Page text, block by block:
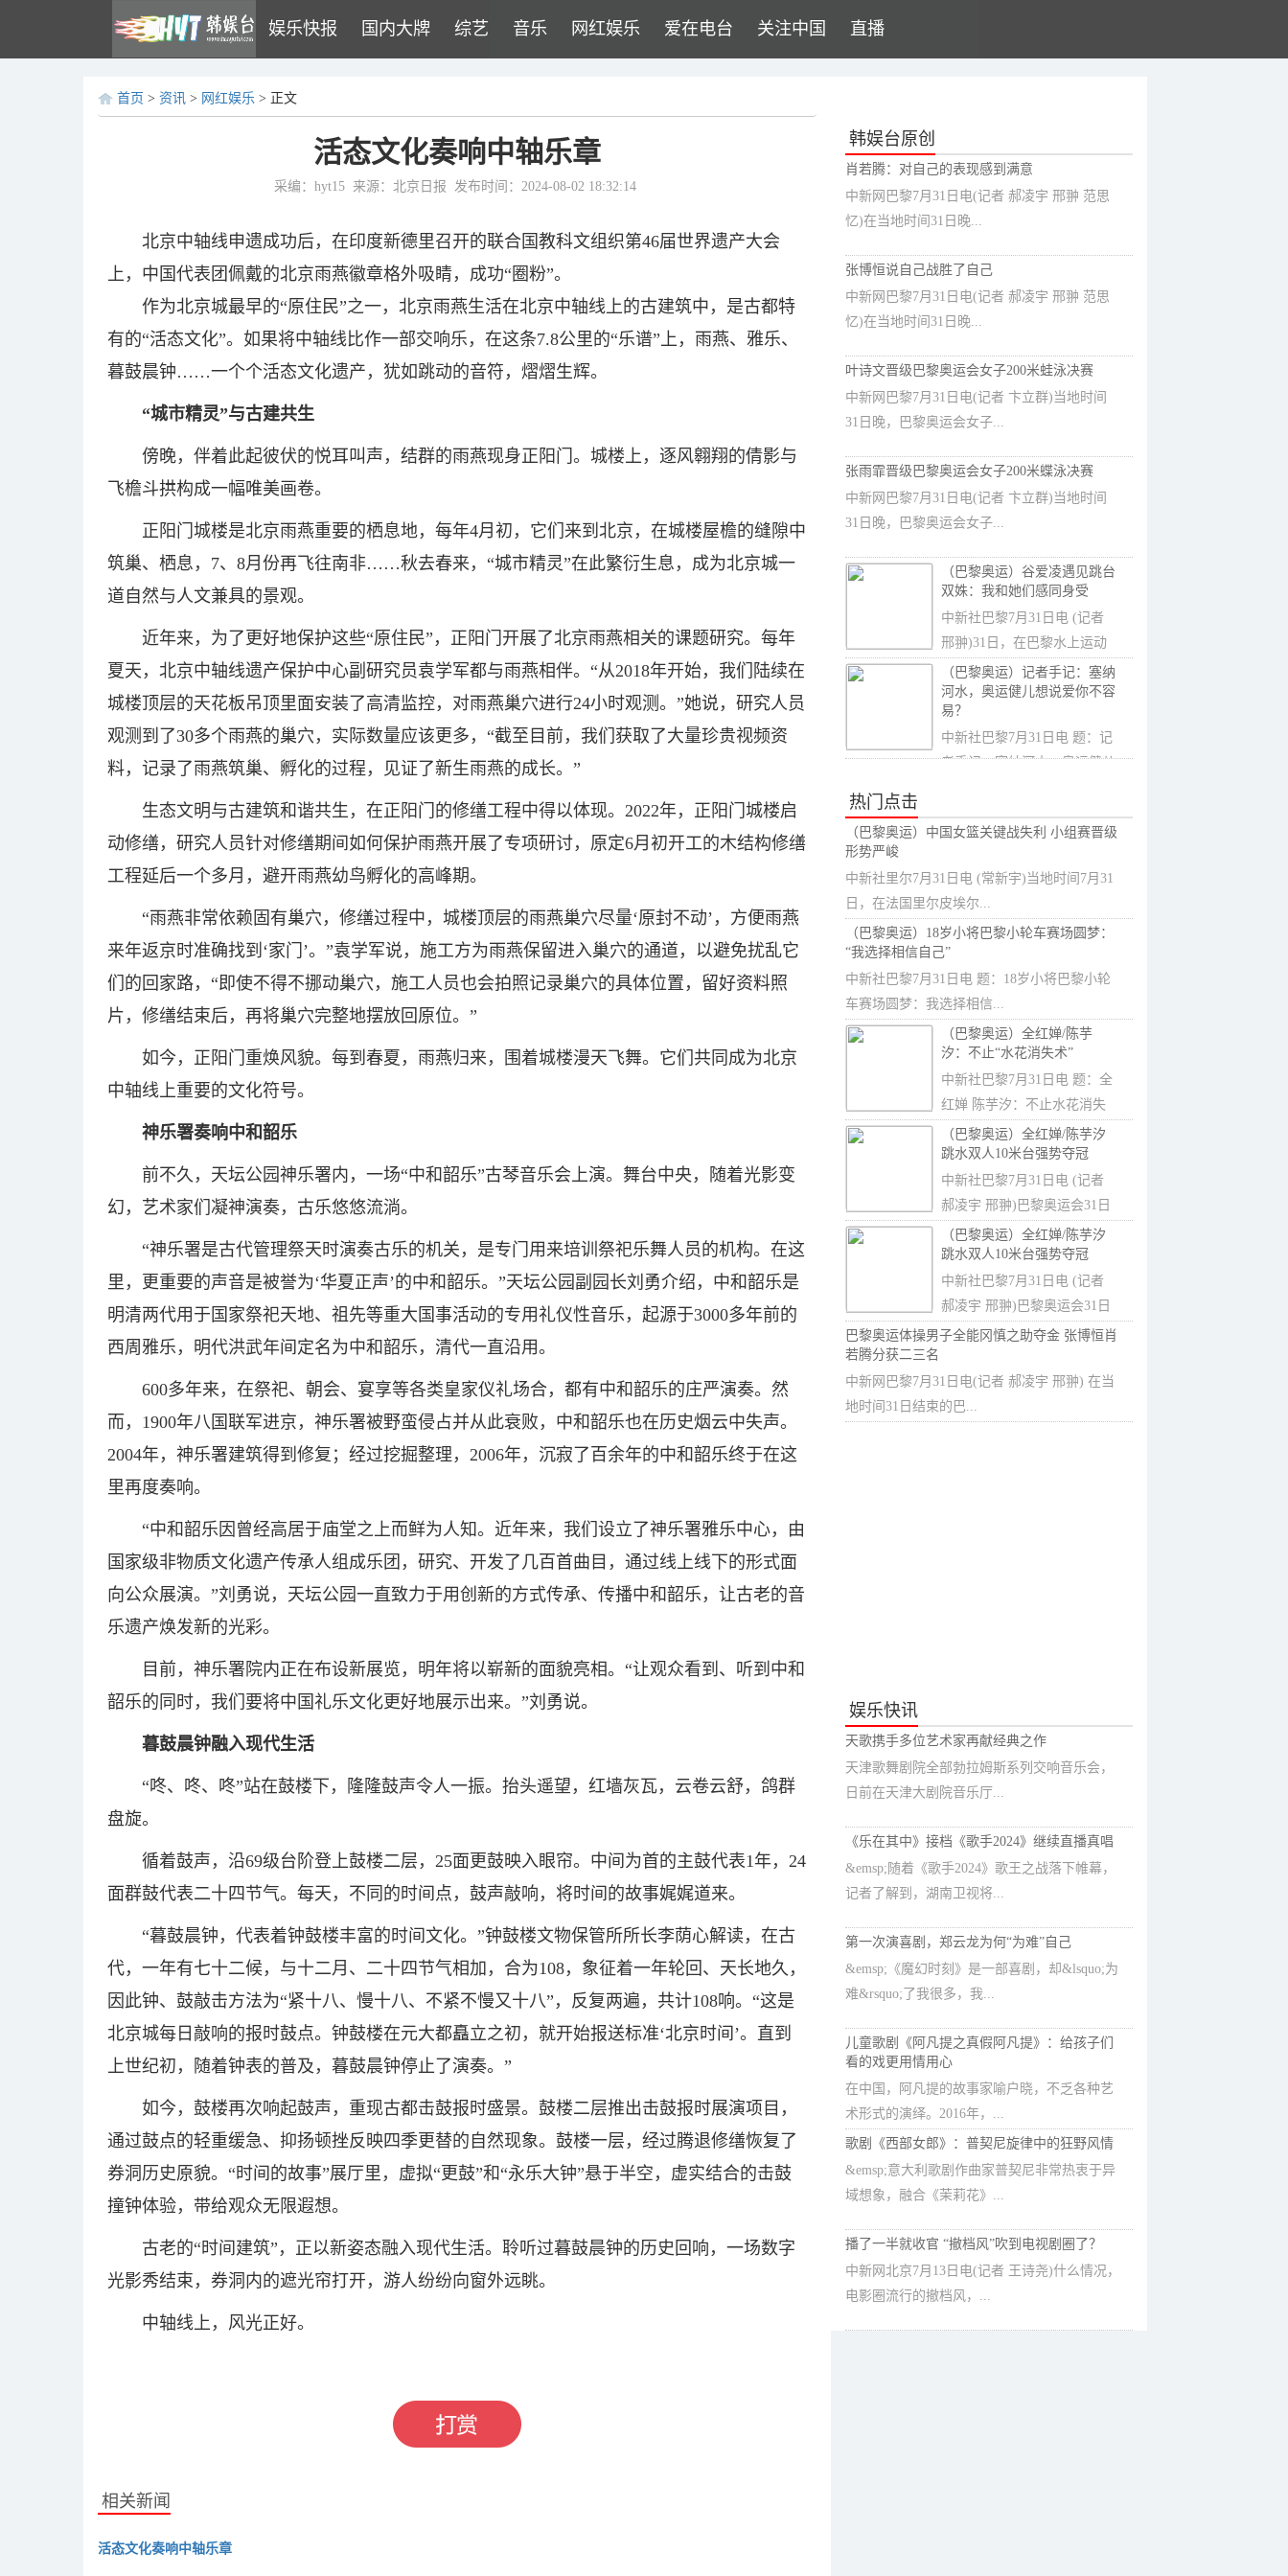
娱乐快报 国内大牌 综艺 音乐 网红娱乐 爱在电台 关注中国 直播
首页 > 资讯 > 网红娱乐 > 正文
活态文化奏响中轴乐章
采编：hyt15 来源：北京日报 发布时间：2024-08-02 18:32:14
北京中轴线申遗成功后，在印度新德里召开的联合国教科文组织第46届世界遗产大会
上，中国代表团佩戴的北京雨燕徽章格外吸睛，成功“圈粉”。
作为北京城最早的“原住民”之一，北京雨燕生活在北京中轴线上的古建筑中，是古都特
有的“活态文化”。如果将中轴线比作一部交响乐，在这条7.8公里的“乐谱”上，雨燕、雅乐、
暮鼓晨钟……一个个活态文化遗产，犹如跳动的音符，熠熠生辉。
“城市精灵”与古建共生
傍晚，伴着此起彼伏的悦耳叫声，结群的雨燕现身正阳门。城楼上，逐风翱翔的倩影与
飞檐斗拱构成一幅唯美画卷。
正阳门城楼是北京雨燕重要的栖息地，每年4月初，它们来到北京，在城楼屋檐的缝隙中
筑巢、栖息，7、8月份再飞往南非……秋去春来，“城市精灵”在此繁衍生息，成为北京城一
道自然与人文兼具的景观。
近年来，为了更好地保护这些“原住民”，正阳门开展了北京雨燕相关的课题研究。每年
夏天，北京中轴线遗产保护中心副研究员袁学军都与雨燕相伴。“从2018年开始，我们陆续在
城楼顶层的天花板吊顶里面安装了高清监控，对雨燕巢穴进行24小时观测。”她说，研究人员
观测到了30多个雨燕的巢穴，实际数量应该更多，“截至目前，我们获取了大量珍贵视频资
料，记录了雨燕筑巢、孵化的过程，见证了新生雨燕的成长。”
生态文明与古建筑和谐共生，在正阳门的修缮工程中得以体现。2022年，正阳门城楼启
动修缮，研究人员针对修缮期间如何保护雨燕开展了专项研讨，原定6月初开工的木结构修缮
工程延后一个多月，避开雨燕幼鸟孵化的高峰期。
“雨燕非常依赖固有巢穴，修缮过程中，城楼顶层的雨燕巢穴尽量‘原封不动’，方便雨燕
来年返京时准确找到‘家门’。”袁学军说，施工方为雨燕保留进入巢穴的通道，以避免扰乱它
们的回家路，“即使不得不挪动巢穴，施工人员也会拍照记录巢穴的具体位置，留好资料照
片，修缮结束后，再将巢穴完整地摆放回原位。”
如今，正阳门重焕风貌。每到春夏，雨燕归来，围着城楼漫天飞舞。它们共同成为北京
中轴线上重要的文化符号。
神乐署奏响中和韶乐
前不久，天坛公园神乐署内，一场“中和韶乐”古琴音乐会上演。舞台中央，随着光影变
幻，艺术家们凝神演奏，古乐悠悠流淌。
“神乐署是古代管理祭天时演奏古乐的机关，是专门用来培训祭祀乐舞人员的机构。在这
里，更重要的声音是被誉为‘华夏正声’的中和韶乐。”天坛公园副园长刘勇介绍，中和韶乐是
明清两代用于国家祭祀天地、祖先等重大国事活动的专用礼仪性音乐，起源于3000多年前的
西周雅乐，明代洪武年间定名为中和韶乐，清代一直沿用。
600多年来，在祭祀、朝会、宴享等各类皇家仪礼场合，都有中和韶乐的庄严演奏。然
而，1900年八国联军进京，神乐署被野蛮侵占并从此衰败，中和韶乐也在历史烟云中失声。
2004年，神乐署建筑得到修复；经过挖掘整理，2006年，沉寂了百余年的中和韶乐终于在这
里再度奏响。
“中和韶乐因曾经高居于庙堂之上而鲜为人知。近年来，我们设立了神乐署雅乐中心，由
国家级非物质文化遗产传承人组成乐团，研究、开发了几百首曲目，通过线上线下的形式面
向公众展演。”刘勇说，天坛公园一直致力于用创新的方式传承、传播中和韶乐，让古老的音
乐遗产焕发新的光彩。
目前，神乐署院内正在布设新展览，明年将以崭新的面貌亮相。“让观众看到、听到中和
韶乐的同时，我们要将中国礼乐文化更好地展示出来。”刘勇说。
暮鼓晨钟融入现代生活
“咚、咚、咚”站在鼓楼下，隆隆鼓声令人一振。抬头遥望，红墙灰瓦，云卷云舒，鸽群
盘旋。
循着鼓声，沿69级台阶登上鼓楼二层，25面更鼓映入眼帘。中间为首的主鼓代表1年，24
面群鼓代表二十四节气。每天，不同的时间点，鼓声敲响，将时间的故事娓娓道来。
“暮鼓晨钟，代表着钟鼓楼丰富的时间文化。”钟鼓楼文物保管所所长李荫心解读，在古
代，一年有七十二候，与十二月、二十四节气相加，合为108，象征着一年轮回、天长地久，
因此钟、鼓敲击方法为“紧十八、慢十八、不紧不慢又十八”，反复两遍，共计108响。“这是
北京城每日敲响的报时鼓点。钟鼓楼在元大都矗立之初，就开始报送标准‘北京时间’。直到
上世纪初，随着钟表的普及，暮鼓晨钟停止了演奏。”
如今，鼓楼再次响起鼓声，重现古都击鼓报时盛景。鼓楼二层推出击鼓报时展演项目，
通过鼓点的轻重缓急、抑扬顿挫反映四季更替的自然现象。鼓楼一层，经过腾退修缮恢复了
券洞历史原貌。“时间的故事”展厅里，虚拟“更鼓”和“永乐大钟”悬于半空，虚实结合的击鼓
撞钟体验，带给观众无限遐想。
古老的“时间建筑”，正以新姿态融入现代生活。聆听过暮鼓晨钟的历史回响，一场数字
光影秀结束，券洞内的遮光帘打开，游人纷纷向窗外远眺。
中轴线上，风光正好。
相关新闻
活态文化奏响中轴乐章
韩娱台原创
肖若腾：对自己的表现感到满意
中新网巴黎7月31日电(记者 郝凌宇 邢翀 范思
忆)在当地时间31日晚...
张博恒说自己战胜了自己
中新网巴黎7月31日电(记者 郝凌宇 邢翀 范思
忆)在当地时间31日晚...
叶诗文晋级巴黎奥运会女子200米蛙泳决赛
中新网巴黎7月31日电(记者 卞立群)当地时间
31日晚，巴黎奥运会女子...
张雨霏晋级巴黎奥运会女子200米蝶泳决赛
中新网巴黎7月31日电(记者 卞立群)当地时间
31日晚，巴黎奥运会女子...
（巴黎奥运）谷爱凌遇见跳台
双姝：我和她们感同身受
中新社巴黎7月31日电 (记者
邢翀)31日，在巴黎水上运动
中心的新闻...
（巴黎奥运）记者手记：塞纳
河水，奥运健儿想说爱你不容
易？
中新社巴黎7月31日电 题：记
者手记：塞纳河水，奥运健儿
热门点击
（巴黎奥运）中国女篮关键战失利 小组赛晋级
形势严峻
中新社里尔7月31日电 (常新宇)当地时间7月31
日，在法国里尔皮埃尔...
（巴黎奥运）18岁小将巴黎小轮车赛场圆梦：
“我选择相信自己”
中新社巴黎7月31日电 题：18岁小将巴黎小轮
车赛场圆梦：我选择相信...
（巴黎奥运）全红婵/陈芋
汐：不止“水花消失术”
中新社巴黎7月31日电 题：全
红婵 陈芋汐：不止水花消失
术中新社记...
（巴黎奥运）全红婵/陈芋汐
跳水双人10米台强势夺冠
中新社巴黎7月31日电 (记者
郝凌宇 邢翀)巴黎奥运会31日
决出跳水...
（巴黎奥运）全红婵/陈芋汐
跳水双人10米台强势夺冠
中新社巴黎7月31日电 (记者
郝凌宇 邢翀)巴黎奥运会31日
决出跳水...
巴黎奥运体操男子全能冈慎之助夺金 张博恒肖
若腾分获二三名
中新网巴黎7月31日电(记者 郝凌宇 邢翀) 在当
地时间31日结束的巴...
娱乐快讯
天歌携手多位艺术家再献经典之作
天津歌舞剧院全部勃拉姆斯系列交响音乐会，
日前在天津大剧院音乐厅...
《乐在其中》接档《歌手2024》继续直播真唱
&emsp;随着《歌手2024》歌王之战落下帷幕，
记者了解到，湖南卫视将...
第一次演喜剧，郑云龙为何“为难”自己
&emsp;《魔幻时刻》是一部喜剧，却&lsquo;为
难&rsquo;了我很多，我...
儿童歌剧《阿凡提之真假阿凡提》：给孩子们
看的戏更用情用心
在中国，阿凡提的故事家喻户晓，不乏各种艺
术形式的演绎。2016年，...
歌剧《西部女郎》：普契尼旋律中的狂野风情
&emsp;意大利歌剧作曲家普契尼非常热衷于异
域想象，融合《茉莉花》...
播了一半就收官 “撤档风”吹到电视剧圈了？
中新网北京7月13日电(记者 王诗尧)什么情况，
电影圈流行的撤档风，...